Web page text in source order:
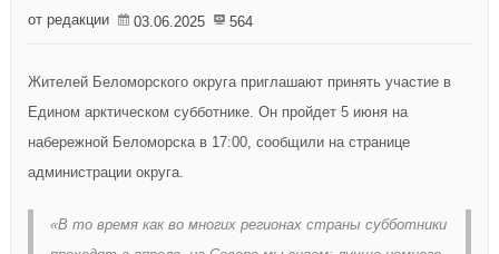
от редакции 03.06.2025 564
Жителей Беломорского округа приглашают принять участие в
Едином арктическом субботнике. Он пройдет 5 июня на
набережной Беломорска в 17:00, сообщили на странице
администрации округа.
«В то время как во многих регионах страны субботники